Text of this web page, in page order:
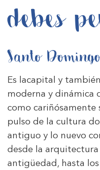
debes
Santo
Es lacapital y
moderna y dinámica
como cariñósamente
pulso de la cultura
antiguo y lo nuevo
desde la
antigüedad, hasta